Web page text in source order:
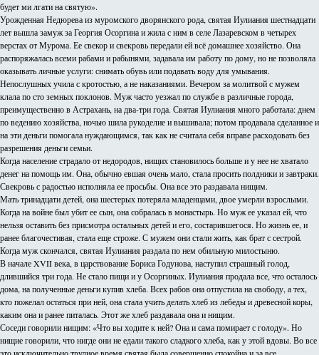
будет ми лгати на святую».
Урожденная Недюрева из муромского дворянского рода, святая Иулиания шестнадцати
лет вышла замуж за Георгия Осоргина и жила с ним в селе Лазаревском в четырех
верстах от Мурома. Ее свекор и свекровь передали ей всё домашнее хозяйство. Она
распоряжалась всеми рабами и рабынями, задавала им работу по дому, но не позволяла
оказывать личные услуги: снимать обувь или подавать воду для умывания.
Непослушных учила с кротостью, а не наказаниями. Вечером за молитвой с мужем
клала по сто земных поклонов. Муж часто уезжал по службе в различные города,
преимущественно в Астрахань, на два-три года. Святая Иулиания много работала: днем
по ведению хозяйства, ночью шила рукоделие и вышивала; потом продавала сделанное и
на эти деньги помогала нуждающимся, так как не считала себя вправе расходовать без
разрешения деньги семьи.
Когда население страдало от недородов, нищих становилось больше и у нее не хватало
денег на помощь им. Она, обычно евшая очень мало, стала просить полдники и завтраки.
Свекровь с радостью исполняла ее просьбы. Она все это раздавала нищим.
Мать тринадцати детей, она шестерых потеряла младенцами, двое умерли взрослыми.
Когда на войне был убит ее сын, она собралась в монастырь. Но муж ее указал ей, что
нельзя оставить без присмотра остальных детей и его, состарившегося. Но жизнь ее, и
ранее благочестивая, стала еще строже. С мужем они стали жить, как брат с сестрой.
Когда муж скончался, святая Иулиания раздала по нем обильную милостыню.
В начале XVII века, в царствование Бориса Годунова, наступил страшный голод,
длившийся три года. Не стало пищи и у Осоргиных. Иулиания продала все, что осталось
дома, на полученные деньги купив хлеба. Всех рабов она отпустила на свободу, а тех,
кто пожелал остаться при ней, она стала учить делать хлеб из лебеды и древесной коры,
каким она и ранее питалась. Этот же хлеб раздавала она и нищим.
Соседи говорили нищим: «Что вы ходите к ней? Она и сама помирает с голоду». Но
нищие говорили, что нигде они не едали такого сладкого хлеба, как у этой вдовы. Во все